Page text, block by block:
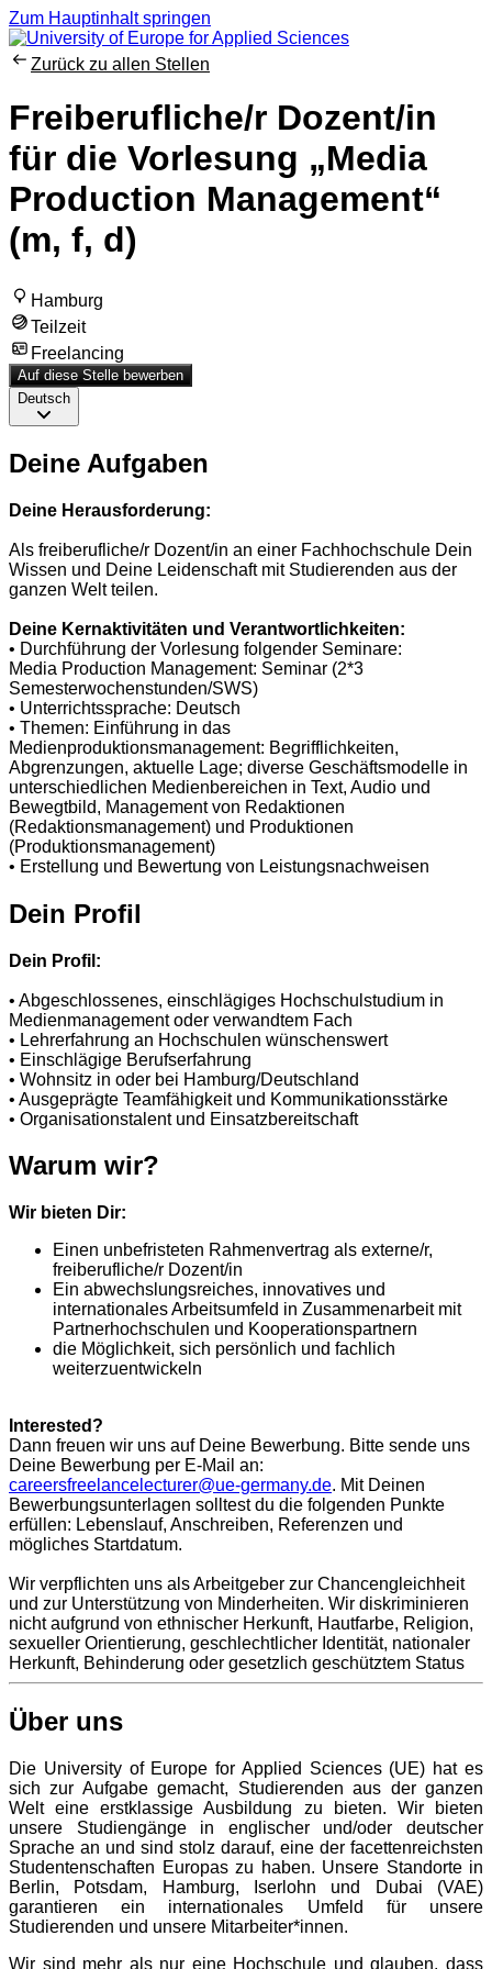
Zum Hauptinhalt springen
Zurück zu allen Stellen
Freiberufliche/r Dozent/in
für die Vorlesung „Media
Production Management“
(m, f, d)
Hamburg
Teilzeit
Freelancing
Auf diese Stelle bewerben
Deutsch
Deine Aufgaben
Deine Herausforderung:
Als freiberufliche/r Dozent/in an einer Fachhochschule Dein
Wissen und Deine Leidenschaft mit Studierenden aus der
ganzen Welt teilen.
Deine Kernaktivitäten und Verantwortlichkeiten:
• Durchführung der Vorlesung folgender Seminare:
Media Production Management: Seminar (2*3
Semesterwochenstunden/SWS)
• Unterrichtssprache: Deutsch
• Themen: Einführung in das
Medienproduktionsmanagement: Begrifflichkeiten,
Abgrenzungen, aktuelle Lage; diverse Geschäftsmodelle in
unterschiedlichen Medienbereichen in Text, Audio und
Bewegtbild, Management von Redaktionen
(Redaktionsmanagement) und Produktionen
(Produktionsmanagement)
• Erstellung und Bewertung von Leistungsnachweisen
Dein Profil
Dein Profil:
• Abgeschlossenes, einschlägiges Hochschulstudium in
Medienmanagement oder verwandtem Fach
• Lehrerfahrung an Hochschulen wünschenswert
• Einschlägige Berufserfahrung
• Wohnsitz in oder bei Hamburg/Deutschland
• Ausgeprägte Teamfähigkeit und Kommunikationsstärke
• Organisationstalent und Einsatzbereitschaft
Warum wir?
Wir bieten Dir:
Einen unbefristeten Rahmenvertrag als externe/r,
freiberufliche/r Dozent/in
Ein abwechslungsreiches, innovatives und
internationales Arbeitsumfeld in Zusammenarbeit mit
Partnerhochschulen und Kooperationspartnern
die Möglichkeit, sich persönlich und fachlich
weiterzuentwickeln
Interested?
Dann freuen wir uns auf Deine Bewerbung. Bitte sende uns
Deine Bewerbung per E-Mail an:
careersfreelancelecturer@ue-germany.de. Mit Deinen
Bewerbungsunterlagen solltest du die folgenden Punkte
erfüllen: Lebenslauf, Anschreiben, Referenzen und
mögliches Startdatum.
Wir verpflichten uns als Arbeitgeber zur Chancengleichheit
und zur Unterstützung von Minderheiten. Wir diskriminieren
nicht aufgrund von ethnischer Herkunft, Hautfarbe, Religion,
sexueller Orientierung, geschlechtlicher Identität, nationaler
Herkunft, Behinderung oder gesetzlich geschütztem Status
Über uns
Die University of Europe for Applied Sciences (UE) hat es
sich zur Aufgabe gemacht, Studierenden aus der ganzen
Welt eine erstklassige Ausbildung zu bieten. Wir bieten
unsere Studiengänge in englischer und/oder deutscher
Sprache an und sind stolz darauf, eine der facettenreichsten
Studentenschaften Europas zu haben. Unsere Standorte in
Berlin, Potsdam, Hamburg, Iserlohn und Dubai (VAE)
garantieren ein internationales Umfeld für unsere
Studierenden und unsere Mitarbeiter*innen.
Wir sind mehr als nur eine Hochschule und glauben, dass